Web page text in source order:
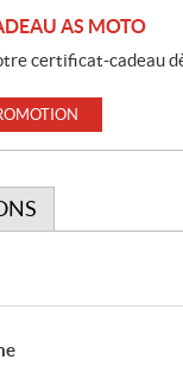
AS MOTO
certificat-cadeau